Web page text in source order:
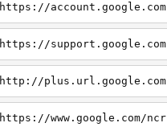
https://account.google.com
https://support.google.com
http://plus.url.google.com
https://www.google.com/ncr